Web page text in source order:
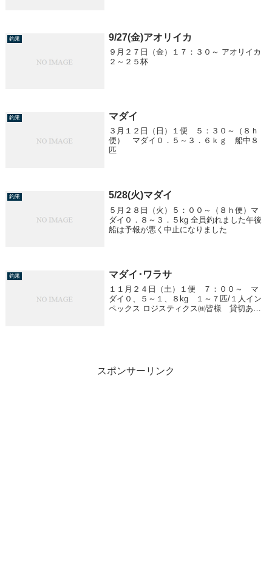
釣果 9/27(金)アオリイカ
９月２７日（金）１７：３０～ アオリイカ
２～２５杯
釣果 マダイ
３月１２日（日）１便 ５：３０～（８ｈ
便） マダイ０．５～３．６ｋｇ 船中８
匹
釣果 5/28(火)マダイ
５月２８日（火）５：００～（８ｈ便）マ
ダイ０．８～３．５kg 全員釣れました午後
船は予報が悪く中止になりました
釣果 マダイ･ワラサ
１１月２４日（土）１便 ７：００～ マ
ダイ０、５～１、８kg １～７匹/１人イン
ペックス ロジスティクス㈱皆様 貸切あり
スポンサーリンク